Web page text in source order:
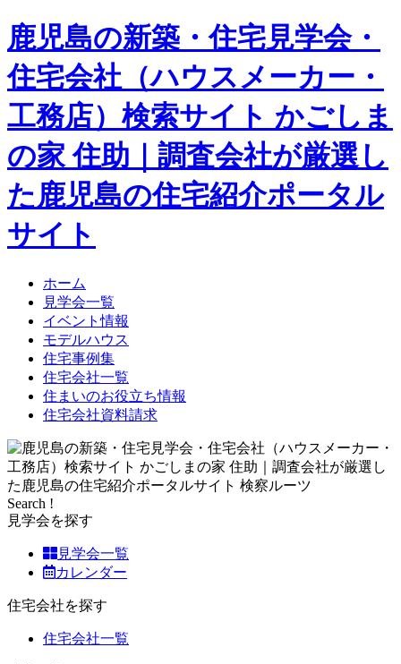
鹿児島の新築・住宅見学会・
住宅会社（ハウスメーカー・
工務店）検索サイト かごしま
の家 住助｜調査会社が厳選し
た鹿児島の住宅紹介ポータル
サイト
ホーム
見学会一覧
イベント情報
モデルハウス
住宅事例集
住宅会社一覧
住まいのお役立ち情報
住宅会社資料請求
Search !
見学会を探す
見学会一覧
カレンダー
住宅会社を探す
住宅会社一覧